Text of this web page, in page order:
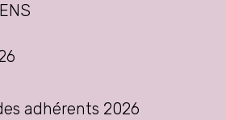
adhérents 2026